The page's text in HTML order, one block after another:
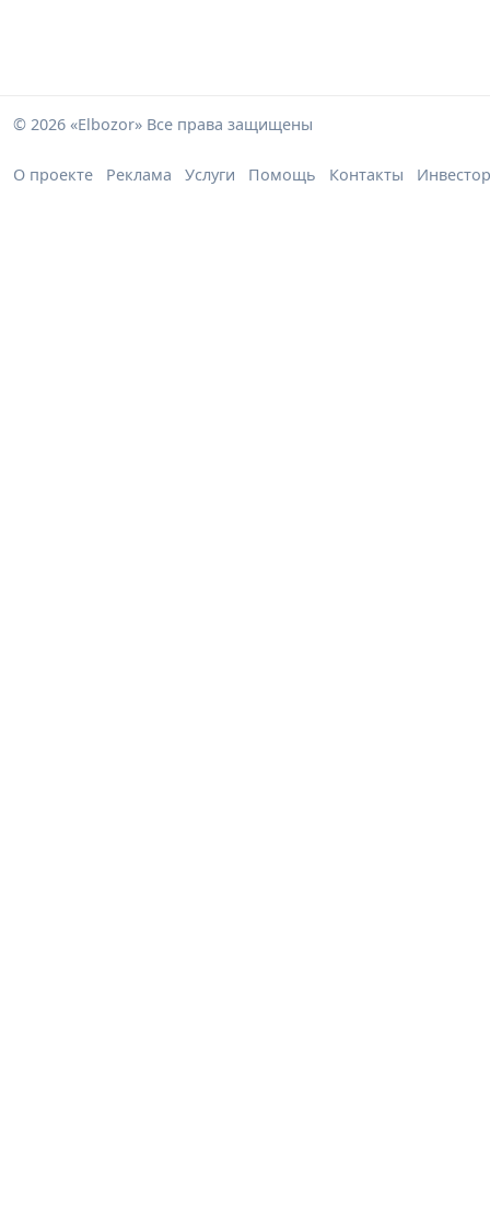
© 2026 «Elbozor» Все права защищены
О проекте Реклама Услуги Помощь Контакты